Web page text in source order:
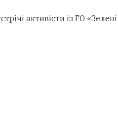
активісти із ГО